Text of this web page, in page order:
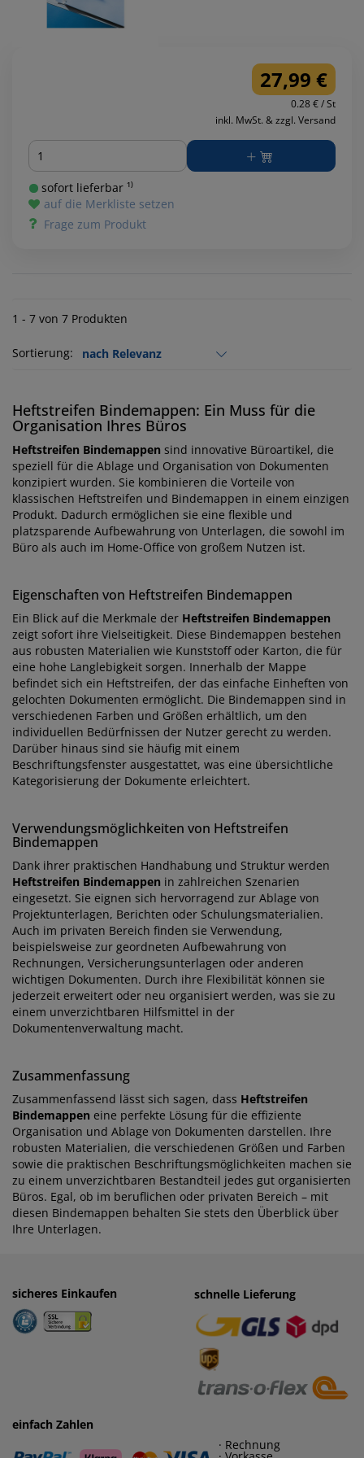
27,99 €
0.28 € / St
inkl. MwSt. & zzgl. Versand
Menge
sofort lieferbar ¹⁾
auf die Merkliste setzen
Frage zum Produkt
1 - 7 von 7 Produkten
Sortierung:
Heftstreifen Bindemappen: Ein Muss für die
Organisation Ihres Büros
Heftstreifen Bindemappen sind innovative Büroartikel, die
speziell für die Ablage und Organisation von Dokumenten
konzipiert wurden. Sie kombinieren die Vorteile von
klassischen Heftstreifen und Bindemappen in einem einzigen
Produkt. Dadurch ermöglichen sie eine flexible und
platzsparende Aufbewahrung von Unterlagen, die sowohl im
Büro als auch im Home-Office von großem Nutzen ist.
Eigenschaften von Heftstreifen Bindemappen
Ein Blick auf die Merkmale der Heftstreifen Bindemappen
zeigt sofort ihre Vielseitigkeit. Diese Bindemappen bestehen
aus robusten Materialien wie Kunststoff oder Karton, die für
eine hohe Langlebigkeit sorgen. Innerhalb der Mappe
befindet sich ein Heftstreifen, der das einfache Einheften von
gelochten Dokumenten ermöglicht. Die Bindemappen sind in
verschiedenen Farben und Größen erhältlich, um den
individuellen Bedürfnissen der Nutzer gerecht zu werden.
Darüber hinaus sind sie häufig mit einem
Beschriftungsfenster ausgestattet, was eine übersichtliche
Kategorisierung der Dokumente erleichtert.
Verwendungsmöglichkeiten von Heftstreifen
Bindemappen
Dank ihrer praktischen Handhabung und Struktur werden
Heftstreifen Bindemappen in zahlreichen Szenarien
eingesetzt. Sie eignen sich hervorragend zur Ablage von
Projektunterlagen, Berichten oder Schulungsmaterialien.
Auch im privaten Bereich finden sie Verwendung,
beispielsweise zur geordneten Aufbewahrung von
Rechnungen, Versicherungsunterlagen oder anderen
wichtigen Dokumenten. Durch ihre Flexibilität können sie
jederzeit erweitert oder neu organisiert werden, was sie zu
einem unverzichtbaren Hilfsmittel in der
Dokumentenverwaltung macht.
Zusammenfassung
Zusammenfassend lässt sich sagen, dass Heftstreifen
Bindemappen eine perfekte Lösung für die effiziente
Organisation und Ablage von Dokumenten darstellen. Ihre
robusten Materialien, die verschiedenen Größen und Farben
sowie die praktischen Beschriftungsmöglichkeiten machen sie
zu einem unverzichtbaren Bestandteil jedes gut organisierten
Büros. Egal, ob im beruflichen oder privaten Bereich – mit
diesen Bindemappen behalten Sie stets den Überblick über
Ihre Unterlagen.
sicheres Einkaufen einfaches Zahlen
· Rechnung
· Vorkasse
schnelle Lieferung
einfach Zahlen
· Rechnung